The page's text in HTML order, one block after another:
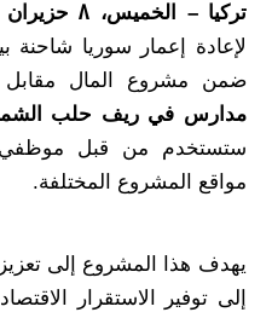
تركيا – الخميس، 8 حزيران 2022 –
لإعادة إعمار سوريا
ضمن مشروع المال مقابل
مدارس في ريف حلب
ستستخدم من قبل موظفي
مواقع المشروع المختلفة.
يهدف هذا المشروع إلى
إلى توفير الاستقرار